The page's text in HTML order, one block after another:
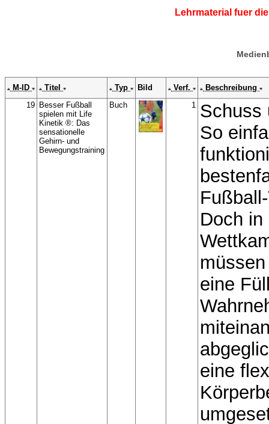
Lehrmaterial fuer
M-ID Titel Typ Bild Verf.
Beschreibung
19 Besser Fußball
spielen mit Life
Kinetik ®: Das
sensationelle
Gehirn- und
Bewegungstraining
Buch 1 Schuss
So
Doch in
eine
eine